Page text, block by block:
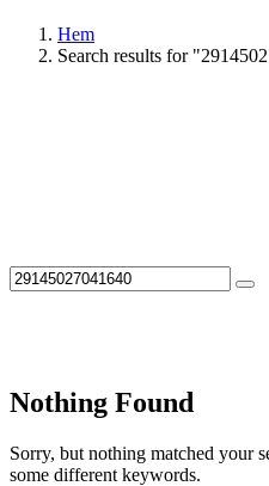
Hem
Search results for
Nothing Found
Sorry, but nothing matched your
some different keywords.